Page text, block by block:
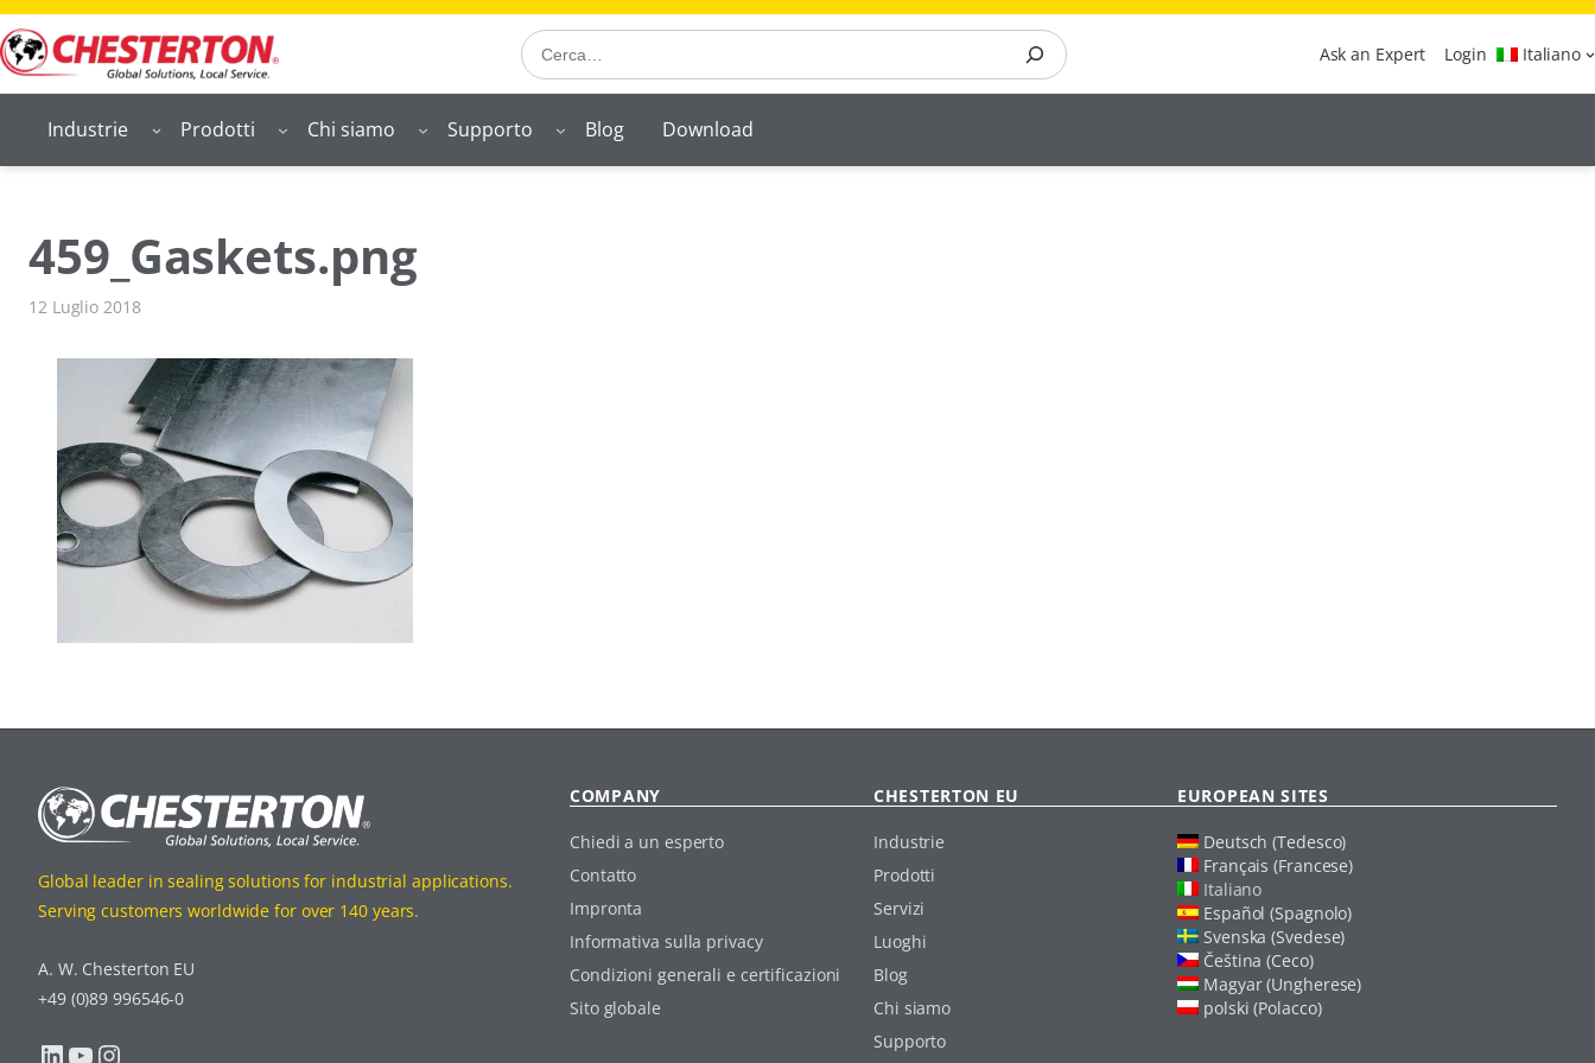
Vai
al
contenuto
Search Ask an Expert Login Italiano
Industrie Prodotti Chi siamo Supporto Blog Download
459_Gaskets.png
12 Luglio 2018
Global leader in sealing solutions for industrial applications.
Serving customers worldwide for over 140 years.
A. W. Chesterton EU
+49 (0)89 996546-0
LinkedIn YouTube Instagram
COMPANY
Chiedi a un esperto
Contatto
Impronta
Informativa sulla privacy
Condizioni generali e certificazioni
Sito globale
CHESTERTON EU
Industrie
Prodotti
Servizi
Luoghi
Blog
Chi siamo
Supporto
EUROPEAN SITES
Deutsch (Tedesco)
Français (Francese)
Italiano
Español (Spagnolo)
Svenska (Svedese)
Čeština (Ceco)
Magyar (Ungherese)
polski (Polacco)